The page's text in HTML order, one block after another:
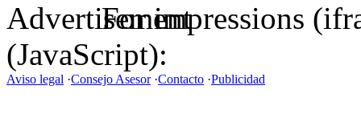
For impressions
(JavaScript):
Aviso legal ·Consejo Asesor·Contacto ·Publicidad